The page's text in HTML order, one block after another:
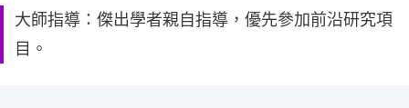
大師指導：傑出學者親自指導，優先參加前沿研究項
目。